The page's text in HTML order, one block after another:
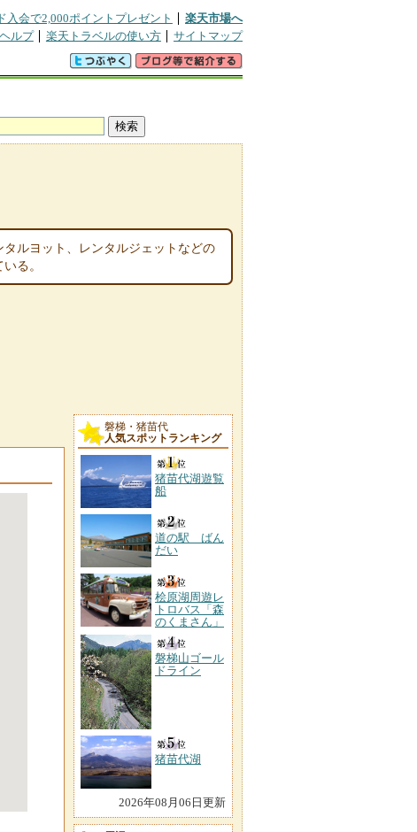
入会で2,000ポイントプレゼント
楽天市場へ
ヘルプ 楽天トラベルの使い方 サイトマップ
ルヨット、レンタルジェットなどの
る。
磐梯・猪苗代
人気スポットランキング
猪苗代湖遊覧
船
道の駅 ばん
だい
桧原湖周遊レ
トロバス「森
のくまさん」
磐梯山ゴール
ドライン
猪苗代湖
2026年08月06日更新